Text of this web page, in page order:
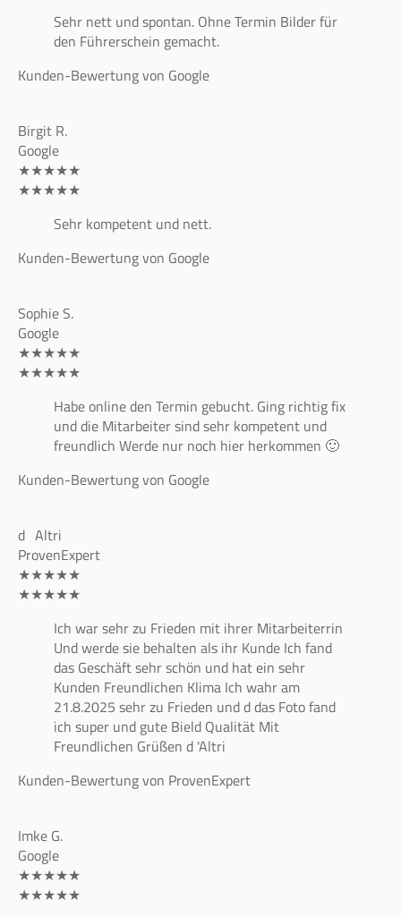
Sehr nett und spontan. Ohne Termin Bilder für
den Führerschein gemacht.
Kunden-Bewertung von Google
Birgit R.
Google
★★★★★
★★★★★
Sehr kompetent und nett.
Kunden-Bewertung von Google
Sophie S.
Google
★★★★★
★★★★★
Habe online den Termin gebucht. Ging richtig fix
und die Mitarbeiter sind sehr kompetent und
freundlich Werde nur noch hier herkommen 🙂
Kunden-Bewertung von Google
d ‚ Altri
ProvenExpert
★★★★★
★★★★★
Ich war sehr zu Frieden mit ihrer Mitarbeiterrin
Und werde sie behalten als ihr Kunde Ich fand
das Geschäft sehr schön und hat ein sehr
Kunden Freundlichen Klima Ich wahr am
21.8.2025 sehr zu Frieden und d das Foto fand
ich super und gute Bield Qualität Mit
Freundlichen Grüßen d 'Altri
Kunden-Bewertung von ProvenExpert
Imke G.
Google
★★★★★
★★★★★